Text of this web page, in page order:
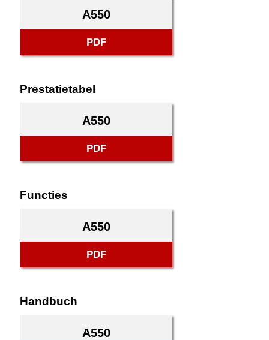
A550
PDF
Prestatietabel
A550
PDF
Functies
A550
PDF
Handbuch
A550